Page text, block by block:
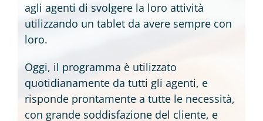
agli agenti di svolgere la loro attività
utilizzando un tablet da avere sempre con
loro.
Oggi, il programma è utilizzato
quotidianamente da tutti gli agenti, e
risponde prontamente a tutte le necessità,
con grande soddisfazione del cliente, e